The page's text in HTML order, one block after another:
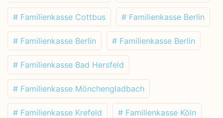
# Familienkasse Cottbus # Familienkasse Berlin
# Familienkasse Berlin # Familienkasse Berlin
# Familienkasse Bad Hersfeld
# Familienkasse Mönchengladbach
# Familienkasse Krefeld # Familienkasse Köln